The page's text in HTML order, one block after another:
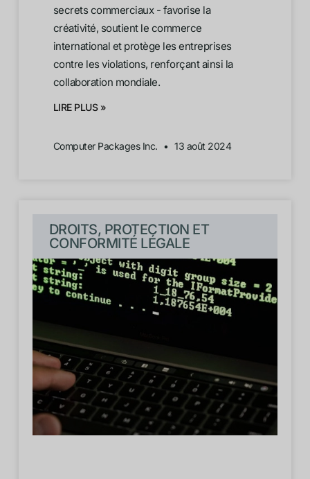
secrets commerciaux - favorise la
créativité, soutient le commerce
international et protège les entreprises
contre les violations, renforçant ainsi la
collaboration mondiale.
LIRE PLUS »
Computer Packages Inc. 13 août 2024
DROITS, PROTECTION ET
CONFORMITÉ LÉGALE